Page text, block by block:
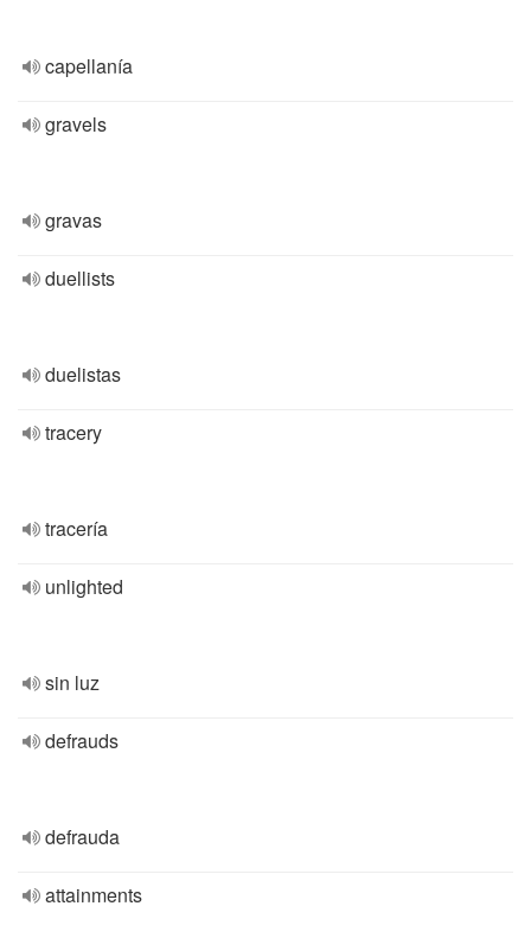
capellanía
gravels
gravas
duellists
duelistas
tracery
tracería
unlighted
sin luz
defrauds
defrauda
attainments